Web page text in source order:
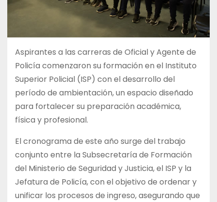
Aspirantes a las carreras de Oficial y Agente de
Policía comenzaron su formación en el Instituto
Superior Policial (ISP) con el desarrollo del
período de ambientación, un espacio diseñado
para fortalecer su preparación académica,
física y profesional.
El cronograma de este año surge del trabajo
conjunto entre la Subsecretaría de Formación
del Ministerio de Seguridad y Justicia, el ISP y la
Jefatura de Policía, con el objetivo de ordenar y
unificar los procesos de ingreso, asegurando que